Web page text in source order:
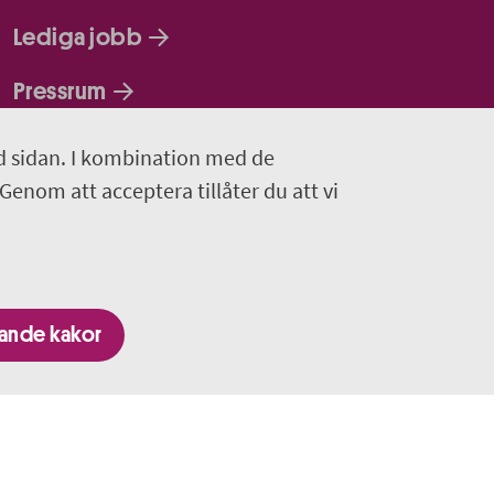
sidan. I kombination med de
att acceptera tillåter du att vi
kakor
Lediga jobb
Pressrum
Facebook
Jobba hos oss - Facebook